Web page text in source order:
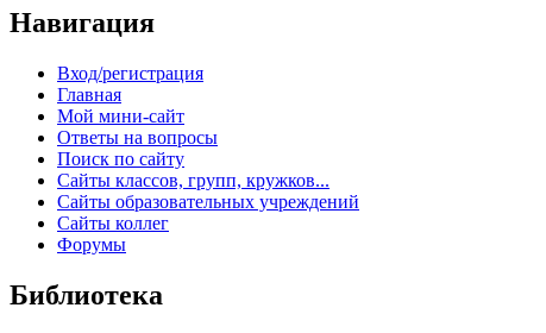
Навигация
Вход/регистрация
Главная
Мой мини-сайт
Ответы на вопросы
Поиск по сайту
Сайты классов, групп, кружков...
Сайты образовательных учреждений
Сайты коллег
Форумы
Библиотека